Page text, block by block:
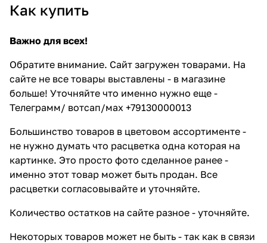
Как купить
Важно для всех!
Обратите внимание. Сайт загружен товарами. На
сайте не все товары выставлены - в магазине
больше! Уточняйте что именно нужно еще -
Телеграмм/ вотсап/мах +79130000013
Большинство товаров в цветовом ассортименте -
не нужно думать что расцветка одна которая на
картинке. Это просто фото сделанное ранее -
именно этот товар может быть продан. Все
расцветки согласовывайте и уточняйте.
Количество остатков на сайте разное - уточняйте.
Некоторых товаров может не быть - так как в связи